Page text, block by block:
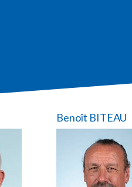
Benoît BITEAU